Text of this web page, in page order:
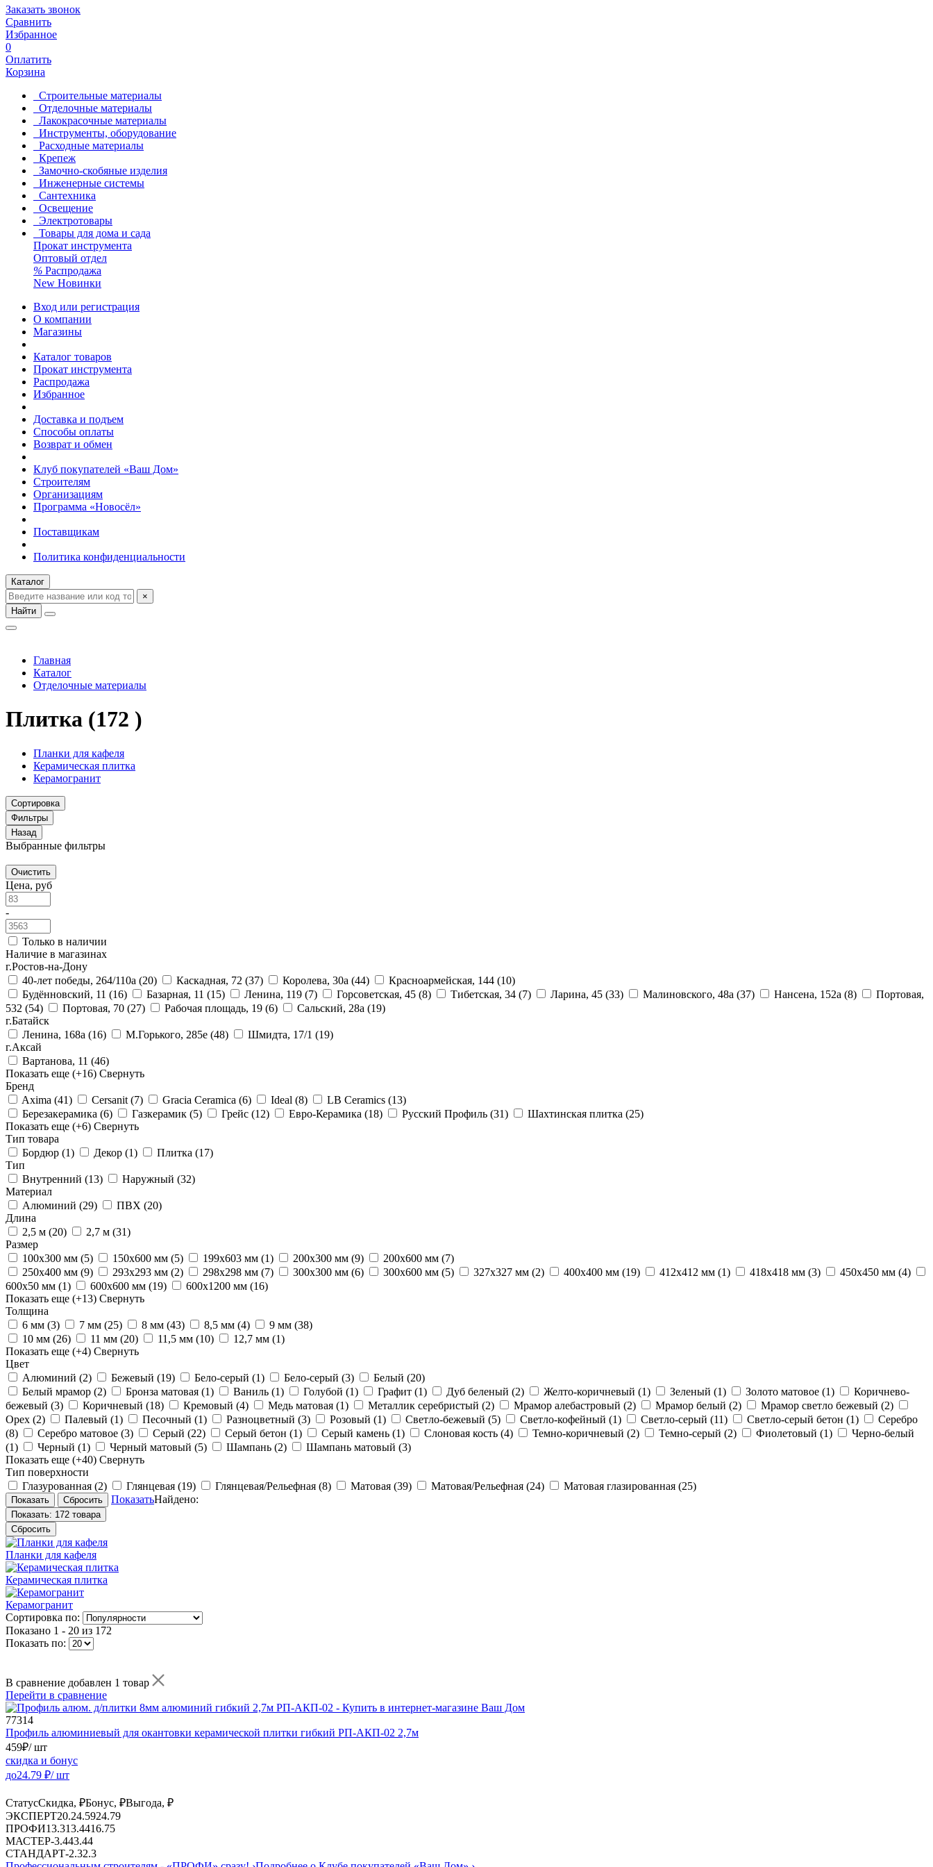
Заказать звонок
Сравнить
Избранное
0
Оплатить
Корзина
Строительные материалы
Отделочные материалы
Лакокрасочные материалы
Инструменты, оборудование
Расходные материалы
Крепеж
Замочно-скобяные изделия
Инженерные системы
Сантехника
Освещение
Электротовары
Товары для дома и сада
Прокат инструмента
Оптовый отдел
% Распродажа
New Новинки
Вход или регистрация
О компании
Магазины
Каталог товаров
Прокат инструмента
Распродажа
Избранное
Доставка и подъем
Способы оплаты
Возврат и обмен
Клуб покупателей «Ваш Дом»
Строителям
Организациям
Программа «Новосёл»
Поставщикам
Политика конфиденциальности
Каталог
×
Найти
Главная
Каталог
Отделочные материалы
Плитка (172 )
Планки для кафеля
Керамическая плитка
Керамогранит
Сортировка
Фильтры
Назад
Выбранные фильтры
Очистить
Цена, руб
-
Только в наличии
Наличие в магазинах
г.Ростов-на-Дону
40-лет победы, 264/110а (20) Каскадная, 72 (37) Королева, 30а (44) Красноармейская, 144 (10)
Будённовский, 11 (16) Базарная, 11 (15) Ленина, 119 (7) Горсоветская, 45 (8) Тибетская, 34 (7) Ларина, 45 (33) Малиновского, 48а (37) Нансена, 152а (8)
Портовая,
532 (54) Портовая, 70 (27) Рабочая площадь, 19 (6) Сальский, 28a (19)
г.Батайск
Ленина, 168а (16) М.Горького, 285е (48) Шмидта, 17/1 (19)
г.Аксай
Вартанова, 11 (46)
Показать еще (+16) Свернуть
Бренд
Axima (41) Cersanit (7) Gracia Ceramica (6) Ideal (8) LB Ceramics (13)
Березакерамика (6) Газкерамик (5) Грейс (12) Евро-Керамика (18) Русский Профиль (31) Шахтинская плитка (25)
Показать еще (+6) Свернуть
Тип товара
Бордюр (1) Декор (1) Плитка (17)
Тип
Внутренний (13) Наружный (32)
Материал
Алюминий (29) ПВХ (20)
Длина
2,5 м (20) 2,7 м (31)
Размер
100х300 мм (5) 150х600 мм (5) 199х603 мм (1) 200х300 мм (9) 200х600 мм (7)
250х400 мм (9) 293х293 мм (2) 298х298 мм (7) 300х300 мм (6) 300х600 мм (5) 327х327 мм (2) 400х400 мм (19) 412х412 мм (1) 418х418 мм (3) 450х450 мм (4)
600х50 мм (1) 600х600 мм (19) 600х1200 мм (16)
Показать еще (+13) Свернуть
Толщина
6 мм (3) 7 мм (25) 8 мм (43) 8,5 мм (4) 9 мм (38)
10 мм (26) 11 мм (20) 11,5 мм (10) 12,7 мм (1)
Показать еще (+4) Свернуть
Цвет
Алюминий (2) Бежевый (19) Бело-серый (1) Бело-серый (3) Белый (20)
Белый мрамор (2) Бронза матовая (1) Ваниль (1) Голубой (1) Графит (1) Дуб беленый (2) Желто-коричневый (1) Зеленый (1) Золото матовое (1)
Коричнево-
бежевый (3) Коричневый (18) Кремовый (4) Медь матовая (1) Металлик серебристый (2) Мрамор алебастровый (2) Мрамор белый (2) Мрамор светло бежевый (2)
Орех (2) Палевый (1) Песочный (1) Разноцветный (3) Розовый (1) Светло-бежевый (5) Светло-кофейный (1) Светло-серый (11) Светло-серый бетон (1)
Серебро
(8)
Серебро матовое (3) Серый (22) Серый бетон (1) Серый камень (1) Слоновая кость (4) Темно-коричневый (2) Темно-серый (2) Фиолетовый (1)
Черно-белый
(1)
Черный (1) Черный матовый (5) Шампань (2) Шампань матовый (3)
Показать еще (+40) Свернуть
Тип поверхности
Глазурованная (2) Глянцевая (19) Глянцевая/Рельефная (8) Матовая (39) Матовая/Рельефная (24) Матовая глазированная (25)
ПоказатьНайдено:
Показать: 172 товара
Сбросить
Планки для кафеля
Керамическая плитка
Керамогранит
Сортировка по:
Показано 1 - 20 из 172
Показать по:
В сравнение добавлен 1 товар
Перейти в сравнение
77314
Профиль алюминиевый для окантовки керамической плитки гибкий РП-АКП-02 2,7м
459₽/ шт
скидка и бонус
до24.79 ₽/ шт
СтатусСкидка, ₽Бонус, ₽Выгода, ₽
ЭКСПЕРТ20.24.5924.79
ПРОФИ13.313.4416.75
МАСТЕР-3.443.44
СТАНДАРТ-2.32.3